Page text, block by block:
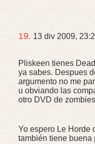
19. 13 div 2009,
Pliskeen tienes
ya sabes. Despues
argumento no me
u obviando las
otro DVD de
Yo espero Le Horde
también tiene buena